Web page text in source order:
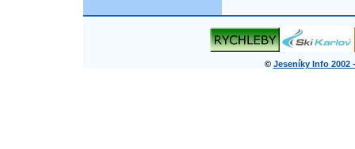
© Jeseníky Info 2002